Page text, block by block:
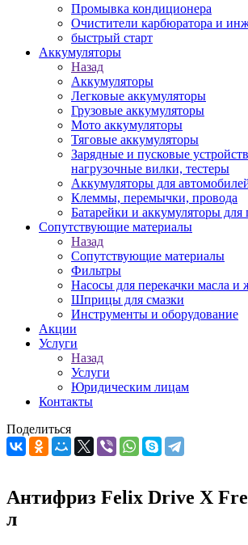
Промывка кондиционера
Очистители карбюратора и
быстрый старт
Аккумуляторы
Назад
Аккумуляторы
Легковые аккумуляторы
Грузовые аккумуляторы
Мото аккумуляторы
Тяговые аккумуляторы
Зарядные и пусковые
нагрузочные вилки, тестеры
Аккумуляторы для
Клеммы, перемычки, провода
Батарейки и аккумуляторы для
Сопутствующие материалы
Назад
Сопутствующие материалы
Фильтры
Насосы для перекачки масла и
Шприцы для смазки
Инструменты и оборудование
Акции
Услуги
Назад
Услуги
Юридическим лицам
Контакты
Поделиться
Антифриз Felix Drive X
л